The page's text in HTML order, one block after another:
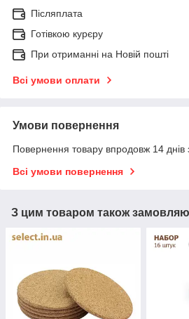
Післяплата
Готівкою курєру
При отриманні на Новій пошті
Всі умови оплати
Умови повернення
Повернення товару впродовж 14 днів
Всі умови повернення
З цим товаром також